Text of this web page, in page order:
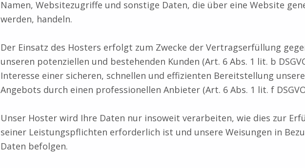
Namen, Websitezugriffe und sonstige Daten, die über eine Website
werden, handeln.
Der Einsatz des Hosters erfolgt zum Zwecke der Vertragserfüllung
unseren potenziellen und bestehenden Kunden (Art. 6 Abs. 1 lit. b
Interesse einer sicheren, schnellen und effizienten Bereitstellung
Angebots durch einen professionellen Anbieter (Art. 6 Abs. 1 lit. f
Unser Hoster wird Ihre Daten nur insoweit verarbeiten, wie dies zur
seiner Leistungspflichten erforderlich ist und unsere Weisungen in
Daten befolgen.